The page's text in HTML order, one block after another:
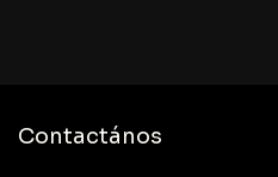
Contactános